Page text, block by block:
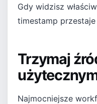
Gdy widzisz
timestamp
Trzymaj
Najmocniejsze